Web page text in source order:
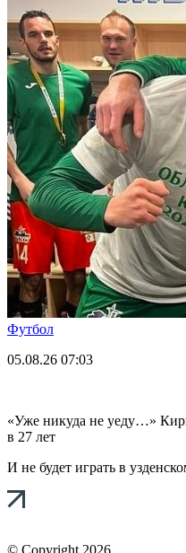
Футбол
05.08.26 07:03
«Уже никуда не уеду…»
в 27 лет
И не будет играть в
© Copyright 2026